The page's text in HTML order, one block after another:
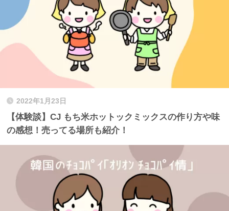
2022年1月23日
【体験談】CJ もち米ホットックミックスの作り方や味
の感想！売ってる場所も紹介！